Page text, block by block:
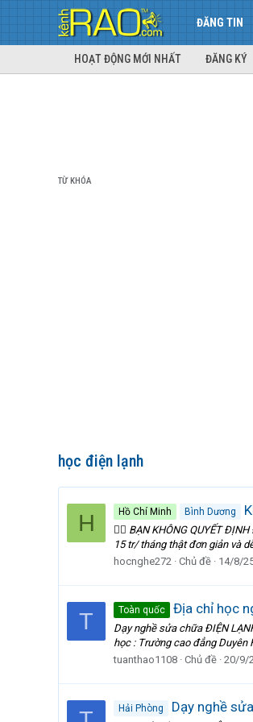
ĐĂNG TIN
HOẠT ĐỘNG MỚI NHẤT ĐĂNG KÝ
TỪ KHÓA
học điện lạnh
H Hồ Chí Minh Bình Dương
🙋‍♂️ BẠN KHÔNG QUYẾT
15 tr/ tháng thật đơn giản và
hocnghe272
Chủ đề 14/8/
T Toàn quốc Địa chỉ học
Dạy nghề sửa chữa ĐIỆN
học : Trường cao đẳng Duyên
tuanthao1108 Chủ đề 20/9/
Hải Phòng Dạy nghề